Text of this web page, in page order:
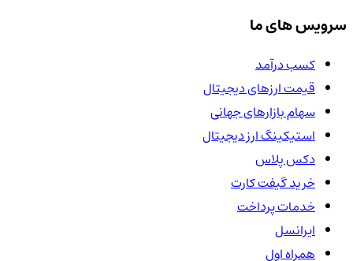
سرویس های ما
کسب درآمد
قیمت ارزهای دیجیتال
سهام بازارهای جهانی
استیکینگ ارز دیجیتال
دکس پلاس
خرید گیفت کارت
خدمات پرداخت
ایرانسل
همراه اول